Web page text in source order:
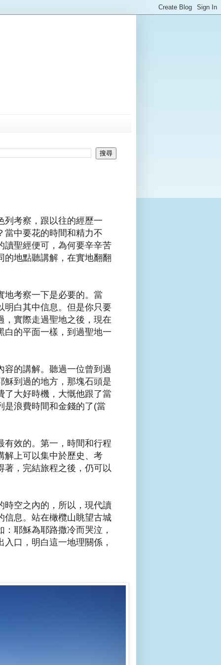
列考察，跟以往的經歷一
當中要花的時間和精力不
讀聖經便可，為何要辛辛苦
的地點聽講解，在實地翻翻
地考察一下是必要的。當
明白其中信息。但是你只要
，實際走過聖地之後，現在
白的平面一樣，到過聖地一
容的講解。聽過一位曾到過
穌到過的地方，那塊石頭是
了大好時機，大慨他跟了當
是浪費時間和金錢的了(當
有效的。第一，時間和行程
解上可以集中於歷史、考
著，完結旅程之後，仍可以
時空之內的，所以，現代讀
信息。站在橄欖山眺望古城
耶穌為耶路撒冷而哭泣，
口，明白這一地理關係，